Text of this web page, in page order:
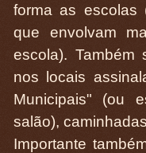
forma as escolas
que envolvam
escola). Também
nos locais
Municipais" (ou
salão),
Importante